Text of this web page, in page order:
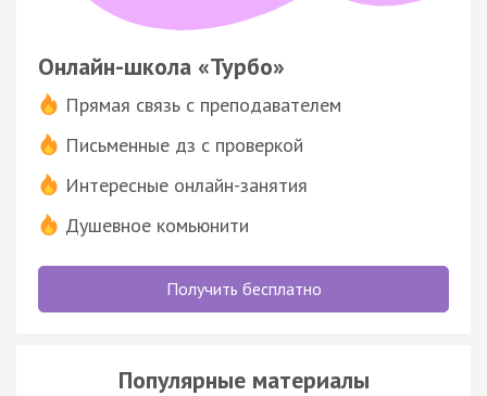
Онлайн-школа «Турбо»
Прямая связь с преподавателем
Письменные дз с проверкой
Интересные онлайн-занятия
Душевное комьюнити
Получить бесплатно
Популярные материалы